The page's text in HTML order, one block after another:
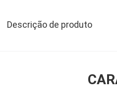
Descrição de produto